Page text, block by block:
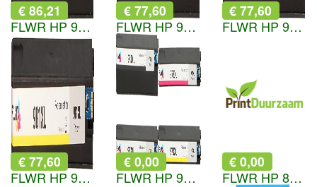
€ 86,21
FLWR HP 981X zwart
€ 77,60
FLWR HP 981X cyaan
€ 77,60
FLWR HP 981X magenta
€ 77,60
FLWR HP 981X geel
€ 0,00
FLWR HP 973X Multipack zwart en kleur
€ 0,00
FLWR HP 82 magenta